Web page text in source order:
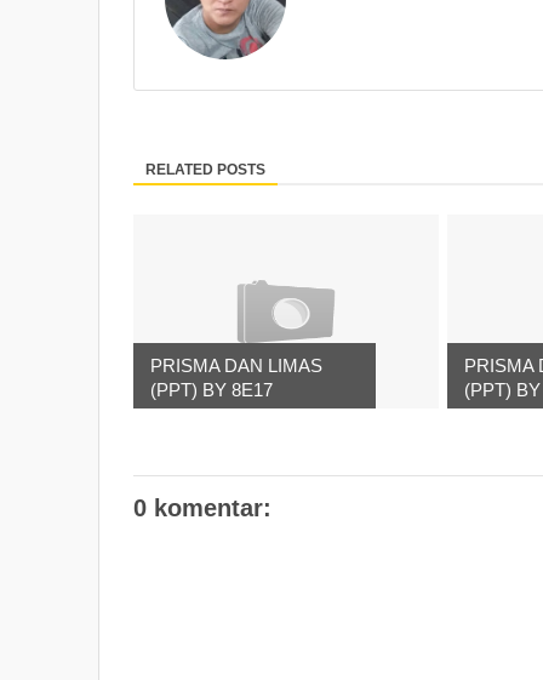
RELATED POSTS
PRISMA DAN LIMAS
(PPT) BY 8E17
PRISMA
(PPT)
0 komentar: